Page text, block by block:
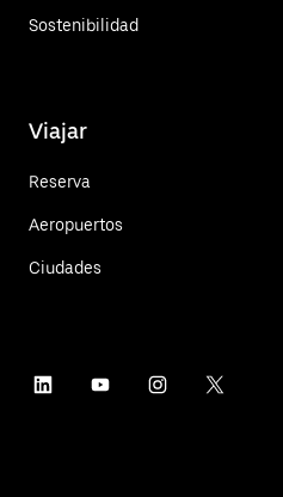
Sostenibilidad
Viajar
Reserva
Aeropuertos
Ciudades